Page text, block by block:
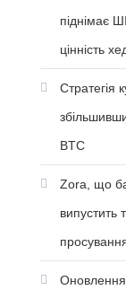
піднімає
цінність
Стратегія
BTC
Zora, що
випустить
Оновлення